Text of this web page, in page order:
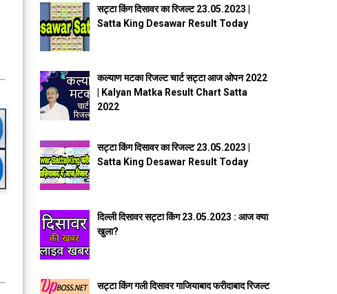
सट्टा किंग दिसावर का रिजल्ट 23.05.2023 |
Satta King Desawar Result Today
कल्याण मटका रिजल्ट चार्ट सट्टा आज ओपन 2022
| Kalyan Matka Result Chart Satta
2022
सट्टा किंग दिसावर का रिजल्ट 23.05.2023 |
Satta King Desawar Result Today
दिल्ली दिसावर सट्टा किंग 23.05.2023 : आज क्या
खुला?
सट्टा किंग गली दिसावर गाजियाबाद फरीदाबाद रिजल्ट